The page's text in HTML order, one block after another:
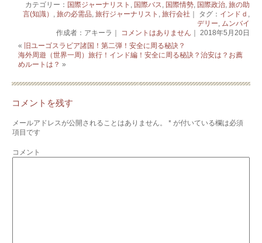
カテゴリー： 国際ジャーナリスト , 国際バス, 国際情勢, 国際政治, 旅の助
言(知識） , 旅の必需品, 旅行ジャーナリスト , 旅行会社 ｜ タグ： インドｄ ,
デリー, ムンバイ
作成者：アキーラ｜ コメントはありません ｜ 2018年5月20日
«
旧ユーゴスラビア諸国！第二弾！安全に周る秘訣？
海外周遊（世界一周）旅行！インド編！安全に周る秘訣？治安は？お薦
めルートは？ »
コメントを残す
メールアドレスが公開されることはありません。 * が付いている欄は必須
項目です
コメント